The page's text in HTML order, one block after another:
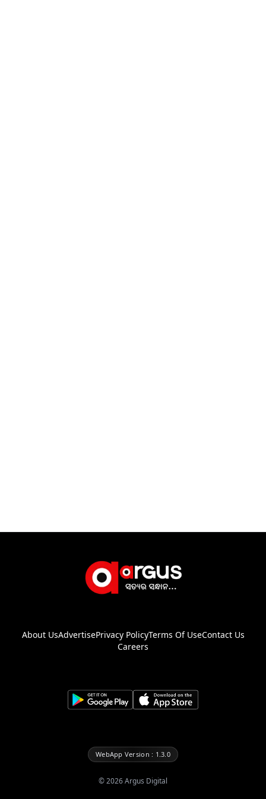
About UsAdvertisePrivacy PolicyTerms Of UseContact Us
Careers
WebApp Version : 1.3.0
©2026Argus Digital